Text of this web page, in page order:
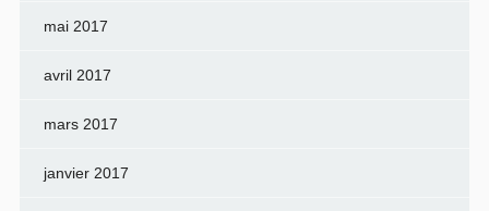
mai 2017
avril 2017
mars 2017
janvier 2017